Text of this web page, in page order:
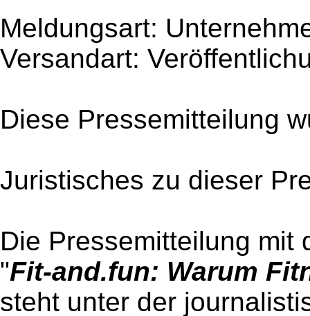
Meldungsart:
Versandart:
Diese Pressemitteilung
Juristisches zu dieser
Die Pressemitteilung mit
"Fit-and.fun: Warum
steht unter der